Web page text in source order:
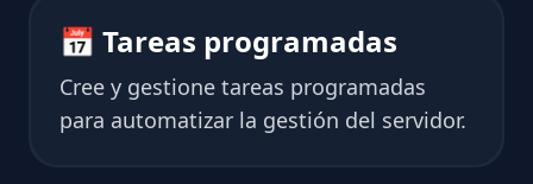
📅 Tareas programadas
Cree y gestione tareas programadas
para automatizar la gestión del servidor.